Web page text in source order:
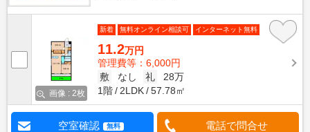
画像 : 2枚
新着 無料オンライン相談可 インターネット無料
11.2万円
管理費等：6,000円
敷
なし 礼
28万
1階
2LDK 57.78㎡
空室確認 無料 電話で問合せ